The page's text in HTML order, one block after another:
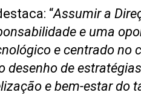
“Assumir a
e uma
e centrado no
desenho de
e bem-estar do